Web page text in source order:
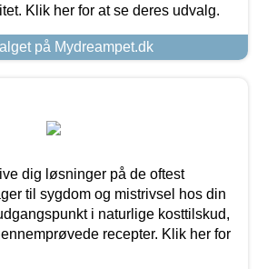
Klik her for at se deres udvalg.
på Mydreampet.dk
dig løsninger på de oftest
til sygdom og mistrivsel hos din
i naturlige kosttilskud,
recepter. Klik her for